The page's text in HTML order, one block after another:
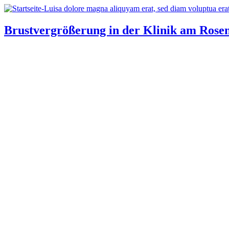
Brustvergrößerung in der Klinik am